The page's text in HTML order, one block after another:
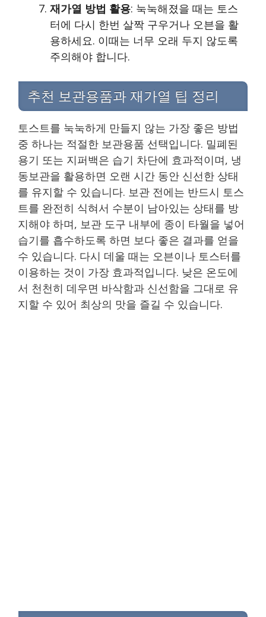
재가열 방법 활용: 눅눅해졌을 때는 토스
터에 다시 한번 살짝 구우거나 오븐을 활
용하세요. 이때는 너무 오래 두지 않도록
주의해야 합니다.
추천 보관용품과 재가열 팁 정리
토스트를 눅눅하게 만들지 않는 가장 좋은 방법
중 하나는 적절한 보관용품 선택입니다. 밀폐된
용기 또는 지퍼백은 습기 차단에 효과적이며, 냉
동보관을 활용하면 오랜 시간 동안 신선한 상태
를 유지할 수 있습니다. 보관 전에는 반드시 토스
트를 완전히 식혀서 수분이 남아있는 상태를 방
지해야 하며, 보관 도구 내부에 종이 타월을 넣어
습기를 흡수하도록 하면 보다 좋은 결과를 얻을
수 있습니다. 다시 데울 때는 오븐이나 토스터를
이용하는 것이 가장 효과적입니다. 낮은 온도에
서 천천히 데우면 바삭함과 신선함을 그대로 유
지할 수 있어 최상의 맛을 즐길 수 있습니다.